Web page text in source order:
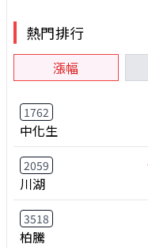
熱門排行
漲幅
1762
中化生
2059
川湖
3518
柏騰